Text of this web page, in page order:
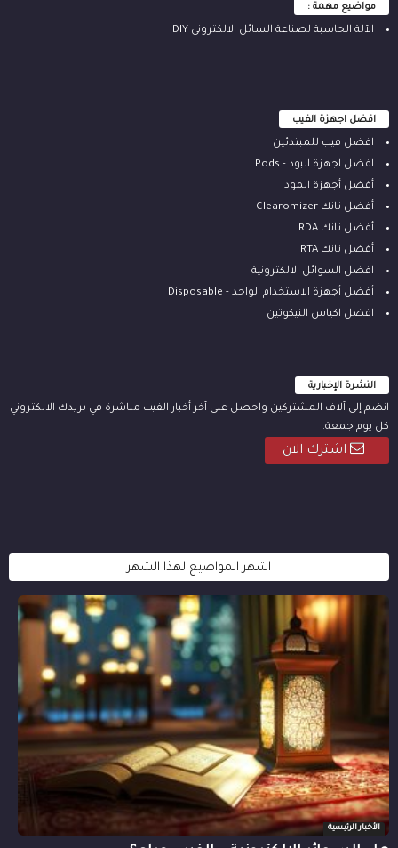
مواضيع مهمة :
الآلة ‫الحاسبة لصناعة السائل الالكتروني‬ DIY
افضل اجهزة الفيب
افضل فيب للمبتدئين
افضل اجهزة البود - Pods
أفضل أجهزة المود
أفضل تانك Clearomizer
أفضل تانك RDA
أفضل تانك RTA
افضل السوائل الالكترونية
أفضل أجهزة الاستخدام الواحد - Disposable
افضل اكياس النيكوتين
النشرة الإخبارية
انضم إلى آلاف المشتركين واحصل على آخر أخبار الفيب مباشرة في بريدك الالكتروني
كل يوم جمعة.
اشترك الان
اشهر المواضيع لهذا الشهر
الأخبار الرئيسية